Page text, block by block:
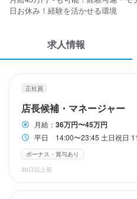
応募履歴
WEB履歴書
掲載をご検討の店舗様へ
食べログ求人PRESS
プライバシーポリシー
日お休み！経験を活かせる環境
求人情報
正社員
店長候補・マネージャー
月給： 36万円〜45万円
平日 14:00〜23:45 土日祝日 11:30〜23:45 シフト制・実働8時間・休憩1
ボーナス・賞与あり
30日以上前
交通費全額支給
昇給（随時）
インセンティブ制度あり
勤務時間
平日　14:00〜23:45
土日祝日 11:30〜23:45
シフト制・実働8時間・休憩1時間
※勤務時間は相談に応じます
※終電に合わせた働き方も選べます
交通費全額支給
昇給（随時）
インセンティブ制度あり
勤務時間
平日　14:00〜23:45
土日祝日 11:30〜23:45
シフト制・実働8時間・休憩1時間
※勤務時間は相談に応じます
※終電に合わせた働き方も選べます
交通費全額支給
昇給（随時）
インセンティブ制度あり
勤務時間
平日　14:00〜23:45
土日祝日 11:30〜23:45
シフト制・実働8時間・休憩1時間
※勤務時間は相談に応じます
※終電に合わせた働き方も選べます
交通費全額支給
昇給（随時）
インセンティブ制度あり
勤務時間
平日　14:00〜23:45
土日祝日 11:30〜23:45
シフト制・実働8時間・休憩1時間
※勤務時間は相談に応じます
※終電に合わせた働き方も選べます
平日　14:00～23:45
週2日以上、1日3時間からOK
ダブルワークOK
終電考慮あり ダブルワーク・副業OK
休日・休暇
完全週休2日制
平日　14:00〜23:45
週2日以上、1日3時間からOK
ダブルワークOK
終電考慮あり ダブルワーク・副業OK
休日・休暇
シフト制
平日　14:00〜23:45
週2日以上、1日3時間からOK
ダブルワークOK
終電考慮あり ダブルワーク・副業OK
休日・休暇
シフト制